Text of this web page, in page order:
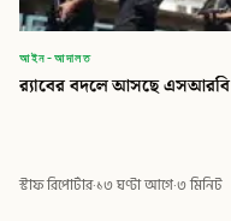
আইন-আদালত
র‍্যাবের বদলে আসছে এসআরবি
স্টাফ রিপোর্টার·১৩ ঘণ্টা আগে·৩ মিনিট